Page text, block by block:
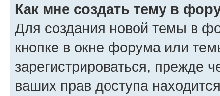
Как мне создать тему в
Для создания новой темы в
кнопке в окне форума или
зарегистрироваться, прежде
ваших прав доступа